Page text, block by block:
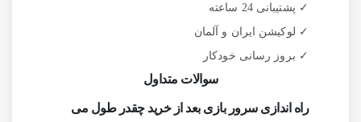
✓ پشتیبانی 24 ساعته
✓ لوکیشن ایران و آلمان
✓ بروز رسانی خودکار
سوالات متداول
راه اندازی سرور بازی بعد از خرید چقدر طول می